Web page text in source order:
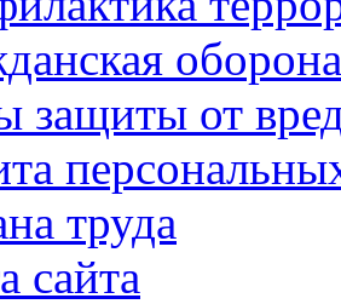
оборона
защиты от
труда
сайта